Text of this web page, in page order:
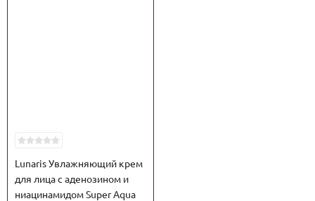
Lunaris Увлажняющий крем
для лица с аденозином и
ниацинамидом Super Aqua